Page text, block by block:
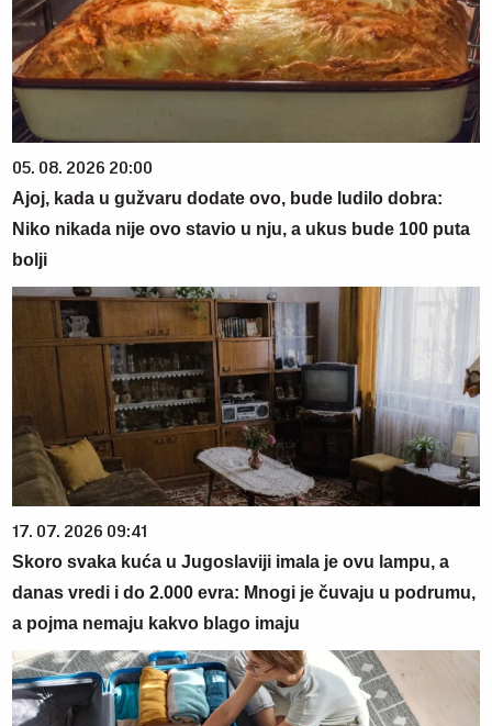
05. 08. 2026 20:00
Ajoj, kada u gužvaru dodate ovo, bude ludilo dobra:
Niko nikada nije ovo stavio u nju, a ukus bude 100 puta
bolji
17. 07. 2026 09:41
Skoro svaka kuća u Jugoslaviji imala je ovu lampu, a
danas vredi i do 2.000 evra: Mnogi je čuvaju u podrumu,
a pojma nemaju kakvo blago imaju